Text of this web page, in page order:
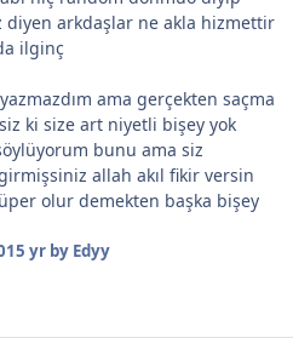
diyen arkdaşlar ne akla hizmettir
ilginç
ama gerçekten saçma
ki size art niyetli bişey yok
bunu ama siz
allah akıl fikir versin
olur demekten başka bişey
15 yrby Edyy